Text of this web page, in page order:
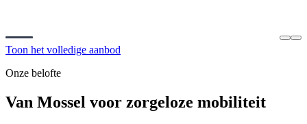
Toon het volledige aanbod
Onze belofte
Van Mossel voor zorgeloze mobiliteit